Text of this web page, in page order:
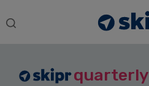
Search
quarterly